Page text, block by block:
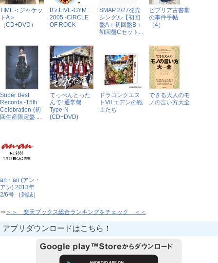
TIME＜ジャケッ
トA＞
（CD+DVD）
B'z LIVE-GYM
2005 -CIRCLE
OF ROCK-
SMAP 2/27発売
シングル【初回
盤A＋初回盤B＋
初回盤Cセット...
ビブリア古書堂
の事件手帖
（4）
Super Best
Records -15th
Celebration-(初
回生産限定盤 ...
てっぺんとった
んで! 通常盤
Type-N
(CD+DVD)
ドラゴンクエス
トVII エデンの戦
士たち
できる大人のモ
ノの言い方大全
an・an (アン・
アン) 2013年
2/6号 ［雑誌］
⇒ ＞＞ 楽天ブックス総合ランキングをチェック ＜＜
アプリダウンロードはこちら！